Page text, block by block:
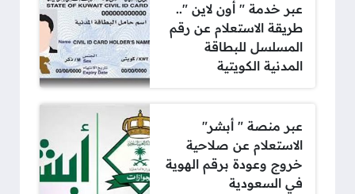
عبر خدمة " أون لاين "..
طريقة الاستعلام عن رقم
المسلسل للبطاقة
المدنية الكويتية
عبر منصة " أبشر"
الاستعلام عن صلاحية
خروج وعودة برقم الهوية
في السعودية